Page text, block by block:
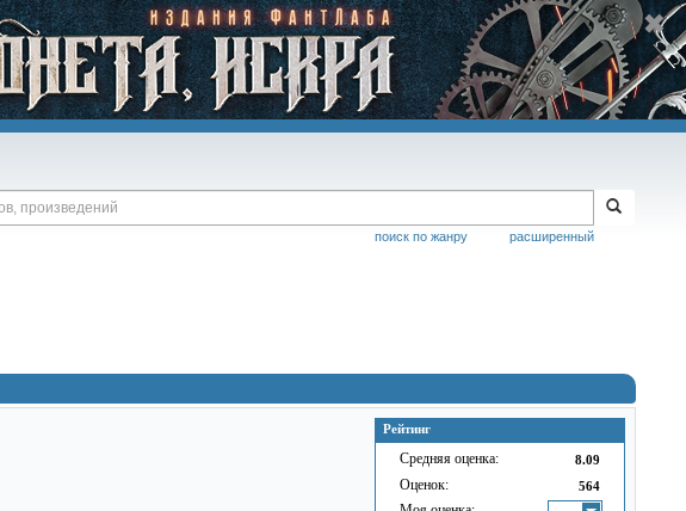
расширенный
поиск по жанру
Рейтинг
Средняя оценка: 8.09
Оценок: 564